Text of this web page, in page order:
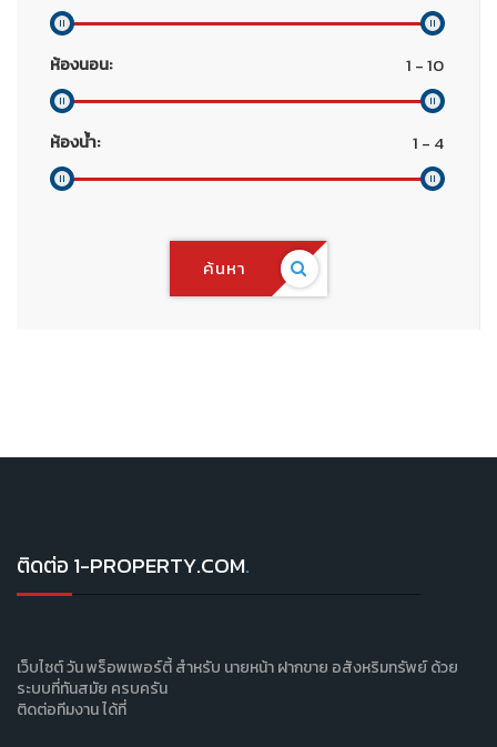
ห้องนอน:
ห้องน้ำ:
ค้นหา
ติดต่อ 1-PROPERTY.COM.
เว็บไซต์ วัน พร็อพเพอร์ตี้ สำหรับ นายหน้า ฝากขาย อสังหริมทรัพย์ ด้วย
ระบบที่ทันสมัย ครบครัน
ติดต่อทีมงาน ได้ที่